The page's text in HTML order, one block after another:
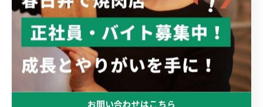
未経験から挑戦する正社員募集案
内
お問い合わせはこちら